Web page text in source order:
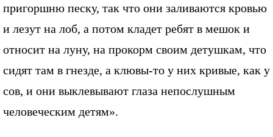
пригоршню песку, так что они заливаются кровью
и лезут на лоб, а потом кладет ребят в мешок и
относит на луну, на прокорм своим детушкам, что
сидят там в гнезде, а клювы-то у них кривые, как у
сов, и они выклевывают глаза непослушным
человеческим детям».